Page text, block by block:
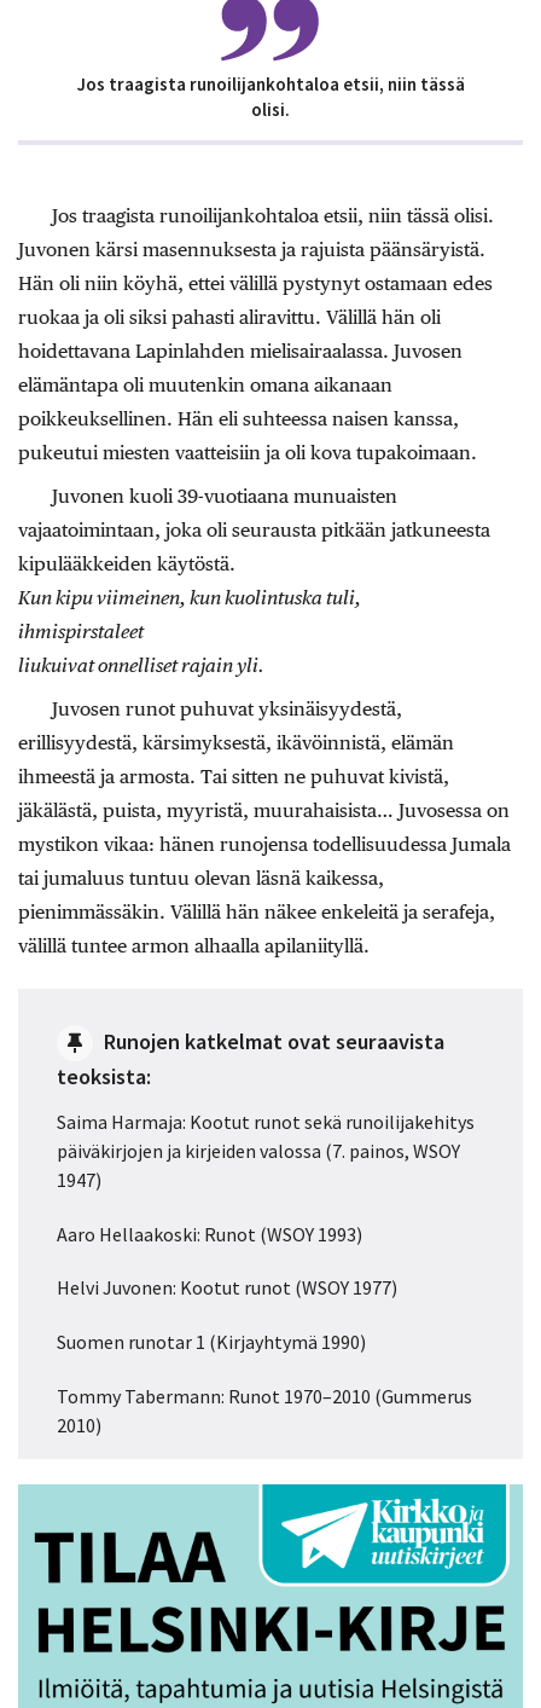
Jos traagista runoilijankohtaloa etsii, niin tässä
olisi.
Jos traagista runoilijankohtaloa etsii, niin tässä olisi.
Juvonen kärsi masennuksesta ja rajuista päänsäryistä.
Hän oli niin köyhä, ettei välillä pystynyt ostamaan edes
ruokaa ja oli siksi pahasti aliravittu. Välillä hän oli
hoidettavana Lapinlahden mielisairaalassa. Juvosen
elämäntapa oli muutenkin omana aikanaan
poikkeuksellinen. Hän eli suhteessa naisen kanssa,
pukeutui miesten vaatteisiin ja oli kova tupakoimaan.
Juvonen kuoli 39-vuotiaana munuaisten
vajaatoimintaan, joka oli seurausta pitkään jatkuneesta
kipulääkkeiden käytöstä.
Kun kipu viimeinen, kun kuolintuska tuli,
ihmispirstaleet
liukuivat onnelliset rajain yli.
Juvosen runot puhuvat yksinäisyydestä,
erillisyydestä, kärsimyksestä, ikävöinnistä, elämän
ihmeestä ja armosta. Tai sitten ne puhuvat kivistä,
jäkälästä, puista, myyristä, muurahaisista… Juvosessa on
mystikon vikaa: hänen runojensa todellisuudessa Jumala
tai jumaluus tuntuu olevan läsnä kaikessa,
pienimmässäkin. Välillä hän näkee enkeleitä ja serafeja,
välillä tuntee armon alhaalla apilaniityllä.
Runojen katkelmat ovat seuraavista
teoksista:
Saima Harmaja: Kootut runot sekä runoilijakehitys
päiväkirjojen ja kirjeiden valossa (7. painos, WSOY
1947)
Aaro Hellaakoski: Runot (WSOY 1993)
Helvi Juvonen: Kootut runot (WSOY 1977)
Suomen runotar 1 (Kirjayhtymä 1990)
Tommy Tabermann: Runot 1970–2010 (Gummerus
2010)